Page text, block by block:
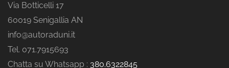
Via Botticelli 17
60019 Senigallia AN
info@autoraduni.it
Tel. 071.7915693
Chatta su Whatsapp : 380.6322845